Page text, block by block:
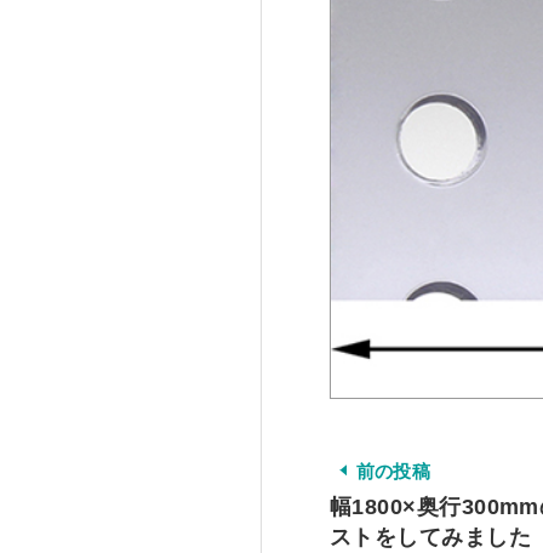
前の投稿
幅1800×奥行
ストをしてみました